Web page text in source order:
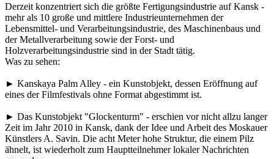
Derzeit konzentriert sich die größte Fertigungsindustrie auf Kansk -
mehr als 10 große und mittlere Industrieunternehmen der
Lebensmittel- und Verarbeitungsindustrie, des Maschinenbaus und
der Metallverarbeitung sowie der Forst- und
Holzverarbeitungsindustrie sind in der Stadt tätig.
Was zu sehen:
► Kanskaya Palm Alley - ein Kunstobjekt, dessen Eröffnung auf
eines der Filmfestivals ohne Format abgestimmt ist.
► Das Kunstobjekt "Glockenturm" - erschien vor nicht allzu langer
Zeit im Jahr 2010 in Kansk, dank der Idee und Arbeit des Moskauer
Künstlers A. Savin. Die acht Meter hohe Struktur, die einem Pilz
ähnelt, ist wiederholt zum Hauptteilnehmer lokaler Nachrichten